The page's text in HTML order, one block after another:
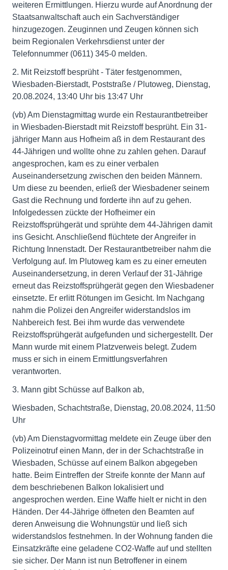
weiteren Ermittlungen. Hierzu wurde auf Anordnung der
Staatsanwaltschaft auch ein Sachverständiger
hinzugezogen. Zeuginnen und Zeugen können sich
beim Regionalen Verkehrsdienst unter der
Telefonnummer (0611) 345-0 melden.
2. Mit Reizstoff besprüht - Täter festgenommen,
Wiesbaden-Bierstadt, Poststraße / Plutoweg, Dienstag,
20.08.2024, 13:40 Uhr bis 13:47 Uhr
(vb) Am Dienstagmittag wurde ein Restaurantbetreiber
in Wiesbaden-Bierstadt mit Reizstoff besprüht. Ein 31-
jähriger Mann aus Hofheim aß in dem Restaurant des
44-Jährigen und wollte ohne zu zahlen gehen. Darauf
angesprochen, kam es zu einer verbalen
Auseinandersetzung zwischen den beiden Männern.
Um diese zu beenden, erließ der Wiesbadener seinem
Gast die Rechnung und forderte ihn auf zu gehen.
Infolgedessen zückte der Hofheimer ein
Reizstoffsprühgerät und sprühte dem 44-Jährigen damit
ins Gesicht. Anschließend flüchtete der Angreifer in
Richtung Innenstadt. Der Restaurantbetreiber nahm die
Verfolgung auf. Im Plutoweg kam es zu einer erneuten
Auseinandersetzung, in deren Verlauf der 31-Jährige
erneut das Reizstoffsprühgerät gegen den Wiesbadener
einsetzte. Er erlitt Rötungen im Gesicht. Im Nachgang
nahm die Polizei den Angreifer widerstandslos im
Nahbereich fest. Bei ihm wurde das verwendete
Reizstoffsprühgerät aufgefunden und sichergestellt. Der
Mann wurde mit einem Platzverweis belegt. Zudem
muss er sich in einem Ermittlungsverfahren
verantworten.
3. Mann gibt Schüsse auf Balkon ab,
Wiesbaden, Schachtstraße, Dienstag, 20.08.2024, 11:50
Uhr
(vb) Am Dienstagvormittag meldete ein Zeuge über den
Polizeinotruf einen Mann, der in der Schachtstraße in
Wiesbaden, Schüsse auf einem Balkon abgegeben
hatte. Beim Eintreffen der Streife konnte der Mann auf
dem beschriebenen Balkon lokalisiert und
angesprochen werden. Eine Waffe hielt er nicht in den
Händen. Der 44-Jährige öffneten den Beamten auf
deren Anweisung die Wohnungstür und ließ sich
widerstandslos festnehmen. In der Wohnung fanden die
Einsatzkräfte eine geladene CO2-Waffe auf und stellten
sie sicher. Der Mann ist nun Betroffener in einem